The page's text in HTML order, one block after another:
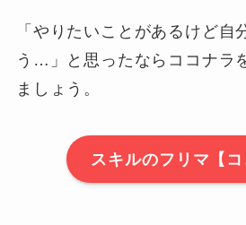
「やりたいことがあるけど自
う…」と思ったならココナラ
ましょう。
スキルのフリマ【コ